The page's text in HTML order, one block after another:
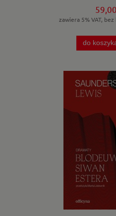
zawiera 5% VAT,
do